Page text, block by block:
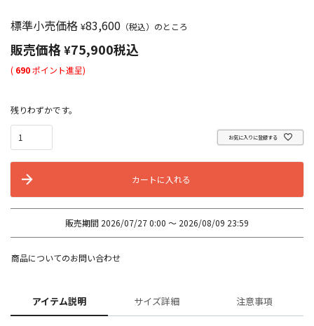
標準小売価格 ¥83,600 （税込）のところ
販売価格¥75,900税込
( 690ポイント進呈)
残りわずかです。
お気に入りに登録する
カートに入れる
販売期間 2026/07/27 0:00 〜 2026/08/09 23:59
商品についてのお問い合わせ
アイテム説明 サイズ詳細 注意事項